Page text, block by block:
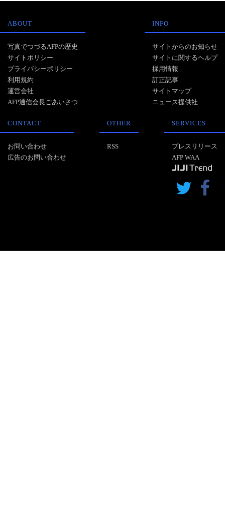
ABOUT
写真でつづるAFPの歴史
サイトポリシー
プライバシーポリシー
利用規約
運営会社
AFP通信会長ごあいさつ
INFO
サイトからのお知らせ
サイトに関するヘルプ
採用情報
訂正記事
サイトマップ
ニュース提供社
CONTACT
お問い合わせ
広告のお問い合わせ
OTHER
RSS
SERVICES
プレスリリース
AFP WAA